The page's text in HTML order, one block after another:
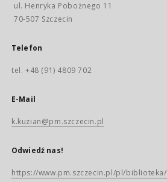
ul. Henryka Pobożnego 11
70-507 Szczecin
Telefon
tel. +48 (91) 4809 702
E-Mail
k.kuzian@pm.szczecin.pl
Odwiedź nas!
https://www.pm.szczecin.pl/pl/biblioteka/